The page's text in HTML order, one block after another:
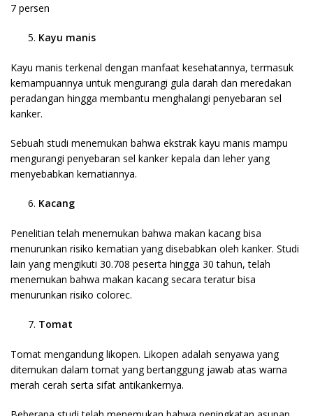
7 persen
Kayu manis
Kayu manis terkenal dengan manfaat kesehatannya, termasuk
kemampuannya untuk mengurangi gula darah dan meredakan
peradangan hingga membantu menghalangi penyebaran sel
kanker.
Sebuah studi menemukan bahwa ekstrak kayu manis mampu
mengurangi penyebaran sel kanker kepala dan leher yang
menyebabkan kematiannya.
Kacang
Penelitian telah menemukan bahwa makan kacang bisa
menurunkan risiko kematian yang disebabkan oleh kanker. Studi
lain yang mengikuti 30.708 peserta hingga 30 tahun, telah
menemukan bahwa makan kacang secara teratur bisa
menurunkan risiko colorec.
Tomat
Tomat mengandung likopen. Likopen adalah senyawa yang
ditemukan dalam tomat yang bertanggung jawab atas warna
merah cerah serta sifat antikankernya.